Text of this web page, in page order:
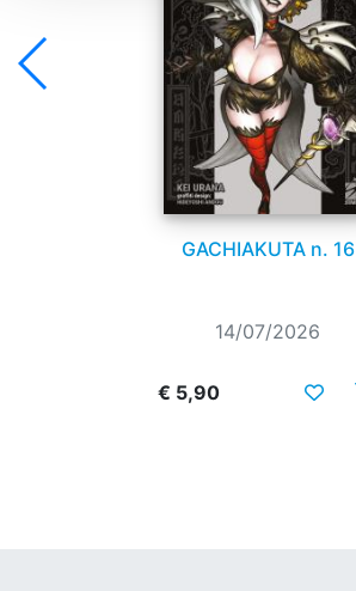
GACHIAKUTA n. 16
14/07/2026
€ 5,90